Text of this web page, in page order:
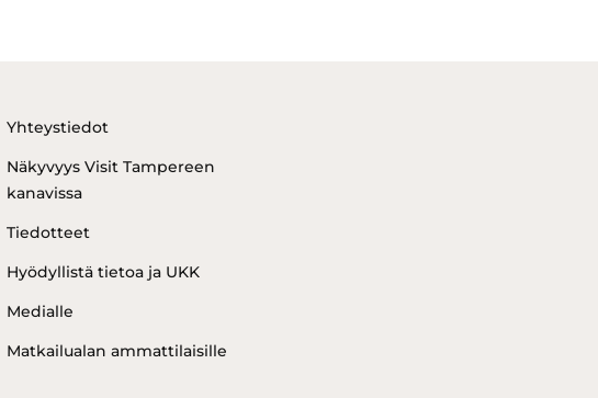
Yhteystiedot
Näkyvyys Visit Tampereen
kanavissa
Tiedotteet
Hyödyllistä tietoa ja UKK
Medialle
Matkailualan ammattilaisille